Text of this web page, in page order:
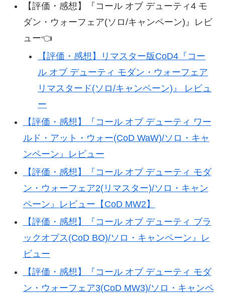
【評価・感想】『コール オブ デューティ4 モ
ダン・ウォーフェア(ソロ/キャンペーン)』レビ
ュー👈
【評価・感想】リマスター版CoD4『コー
ル オブ デューティ モダン・ウォーフェア
リマスタード(ソロ/キャンペーン)』 レビュ
ー
【評価・感想】『コール オブ デューティ ワー
ルド・アット・ウォー(CoD WaW)/ソロ・キャ
ンペーン』レビュー
【評価・感想】『コール オブ デューティ モダ
ン・ウォーフェア2(リマスター)/ソロ・キャン
ペーン』レビュー【CoD MW2】
【評価・感想】『コール オブ デューティ ブラ
ックオプス(CoD BO)/ソロ・キャンペーン』レ
ビュー
【評価・感想】『コール オブ デューティ モダ
ン・ウォーフェア3(CoD MW3)/ソロ・キャンペ